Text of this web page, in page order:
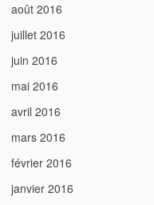
août 2016
juillet 2016
juin 2016
mai 2016
avril 2016
mars 2016
février 2016
janvier 2016